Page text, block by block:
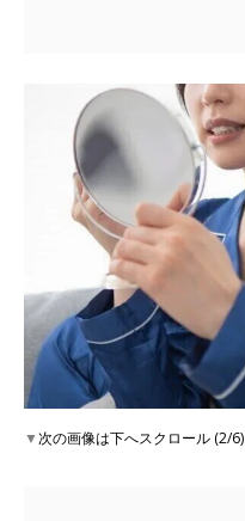
▼次の画像は下へスクロール (2/6)